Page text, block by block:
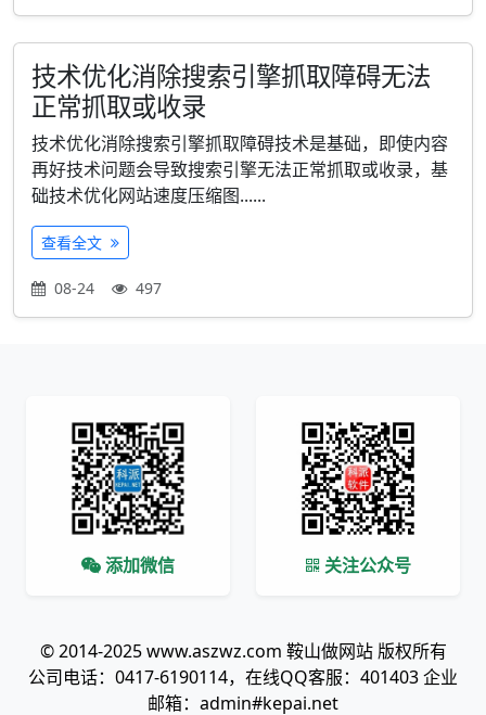
技术优化消除搜索引擎抓取障碍无法
正常抓取或收录
技术优化消除搜索引擎抓取障碍技术是基础，即使内容
再好技术问题会导致搜索引擎无法正常抓取或收录，基
础技术优化网站速度压缩图......
查看全文
08-24 497
添加微信 关注公众号
© 2014-2025 www.aszwz.com 鞍山做网站 版权所有
公司电话：0417-6190114，在线QQ客服：401403 企业
邮箱：admin#kepai.net